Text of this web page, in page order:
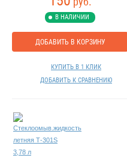
В НАЛИЧИИ
ДОБАВИТЬ В КОРЗИНУ
КУПИТЬ В 1 КЛИК
ДОБАВИТЬ К СРАВНЕНИЮ